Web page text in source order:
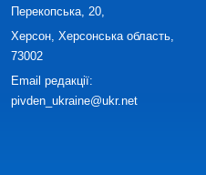
Перекопська, 20,
Херсон, Херсонська область,
73002
Email редакції:
pivden_ukraine@ukr.net